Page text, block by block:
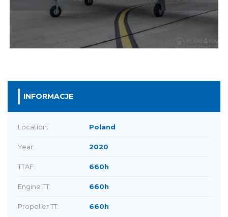
INFORMACJE
Location: Poland
Year: 2020
TTAF: 660h
Engine TT: 660h
Propeller TT: 660h